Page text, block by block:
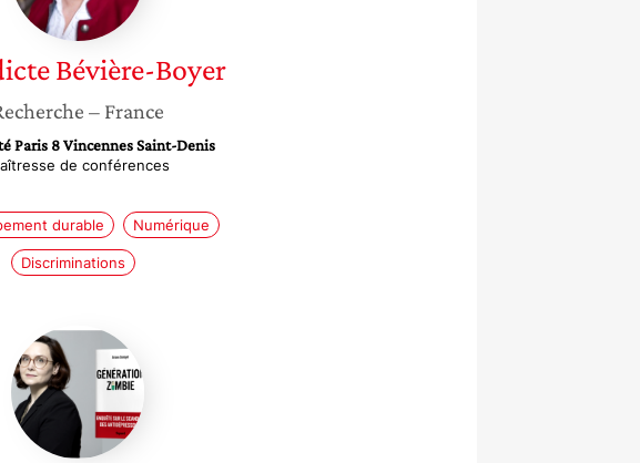
Bévière-Boyer
– France
Paris 8 Vincennes Saint-Denis
de conférences
durable Numérique
Discriminations
Ariane
Denoyel